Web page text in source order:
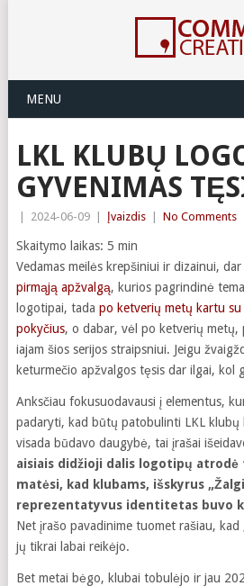
MENU
LKL KLUBŲ
GYVENIMAS
2024-06-09 Įvaizdis No Comments
Skaitymo laikas: 5 min
Vedamas meilės krepšiniui ir dizainui, dar
pirmąją apžvalgą, kurios pagrindinė
logotipai, tada po ketverių metų kartu
pokyčius, o dabar, vėl po ketverių metų,
iajam šios serijos straipsniui. Jeigu
keturmečio apžvalgos tęsis dar ilgai, kol
Anksčiau fokusuodavausi į elementus,
padaryti, kad būtų patobulinti LKL klubų
visada būdavo daugybė, tai įrašai
aisiais didžioji dalis logotipų atrodė
matėsi, kad klubams, išskyrus
reprezentatyvus identitetas buvo
Net įrašo pavadinime tuomet rašiau, kad
jų tikrai labai reikėjo.
Bet metai bėgo, klubai tobulėjo ir jau